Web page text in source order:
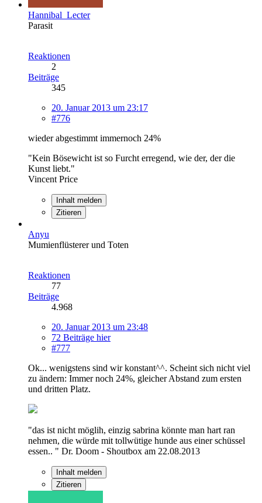
Hannibal_Lecter
Parasit
Reaktionen
2
Beiträge
345
20. Januar 2013 um 23:17
#776
wieder abgestimmt immernoch 24%
"Kein Bösewicht ist so Furcht erregend, wie der, der die
Kunst liebt."
Vincent Price
Inhalt melden
Zitieren
Anyu
Mumienflüsterer und Toten
Reaktionen
77
Beiträge
4.968
20. Januar 2013 um 23:48
72 Beiträge hier
#777
Ok... wenigstens sind wir konstant^^. Scheint sich nicht viel
zu ändern: Immer noch 24%, gleicher Abstand zum ersten
und dritten Platz.
"das ist nicht möglih, einzig sabrina könnte man hart ran
nehmen, die würde mit tollwütige hunde aus einer schüssel
essen.. " Dr. Doom - Shoutbox am 22.08.2013
Inhalt melden
Zitieren